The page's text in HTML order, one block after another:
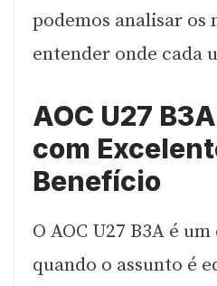
podemos analisar os
entender onde cada
AOC U27
com
Benefício
O AOC U27 B3A é
quando o assunto é